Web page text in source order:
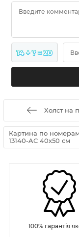
Введите
14 + ? = 20
Холст на
Картина по
13140-AC 40х50 см
100% гарантія